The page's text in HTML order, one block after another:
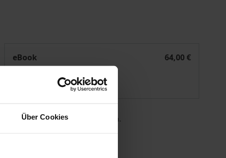
Über Cookies
eBook
64,00 €
die MwSt. an der Kasse variieren.